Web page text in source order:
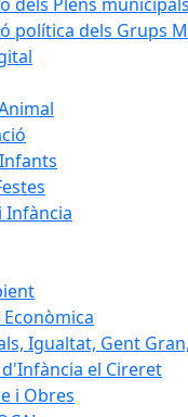
política dels Grups
Infància
Igualtat, Gent
d'Infància el Cireret
i Obres